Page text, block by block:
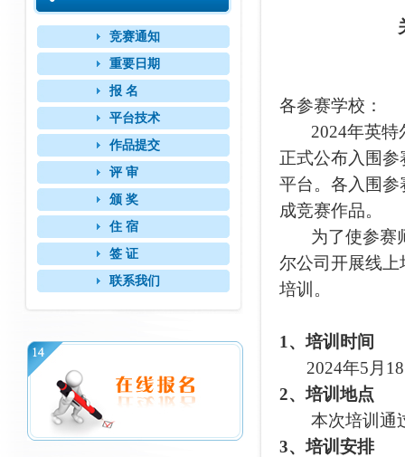
竞赛通知
重要日期
报 名
平台技术
作品提交
评 审
颁 奖
住 宿
签 证
联系我们
各参赛学校：
2024年英特
正式公布入围
平台。各入围
成竞赛作品。
为了使参赛师
尔公司开展线
培训。
1、培训时间
2024年5月
2、培训地点
本次培训通
3、培训安排